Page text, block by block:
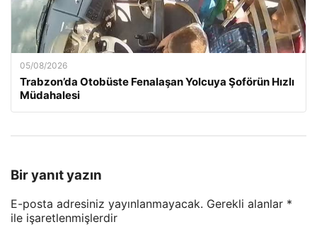
05/08/2026
Trabzon’da Otobüste Fenalaşan Yolcuya Şoförün Hızlı
Müdahalesi
Bir yanıt yazın
E-posta adresiniz yayınlanmayacak. Gerekli alanlar *
ile işaretlenmişlerdir